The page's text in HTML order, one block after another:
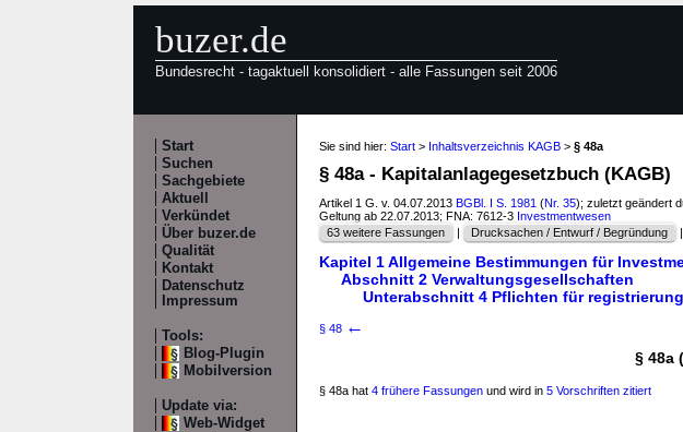
buzer.de
Bundesrecht - tagaktuell konsolidiert - alle Fassungen seit 2006
Start
Suchen
Sachgebiete
Aktuell
Verkündet
Über buzer.de
Qualität
Kontakt
Datenschutz
Impressum
Tools:
Blog-Plugin
Mobilversion
Update via:
Web-Widget
Sie sind hier: Start > Inhaltsverzeichnis KAGB > § 48a
§ 48a - Kapitalanlagegesetzbuch (KAGB)
Artikel 1 G. v. 04.07.2013 BGBl. I S. 1981 (Nr. 35); zuletzt geändert
Geltung ab 22.07.2013; FNA: 7612-3 Investmentwesen
63 weitere Fassungen
| Drucksachen / Entwurf / Begründung |
Kapitel 1 Allgemeine Bestimmungen für
Abschnitt 2 Verwaltungsgesellschaften
Unterabschnitt 4 Pflichten für
§ 48 ←
§ 48a
§ 48a hat 4 frühere Fassungen und wird in 5 Vorschriften zitiert